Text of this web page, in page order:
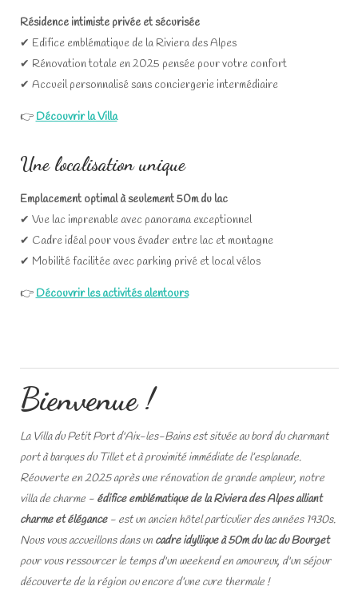
Résidence intimiste privée et sécurisée
✔ Edifice emblématique de la Riviera des Alpes
✔ Rénovation totale en 2025 pensée pour votre confort
✔ Accueil personnalisé sans conciergerie intermédiaire
👉 Découvrir la Villa
Une localisation unique
Emplacement optimal à seulement 50m du lac
✔ Vue lac imprenable avec panorama exceptionnel
✔ Cadre idéal pour vous évader entre lac et montagne
✔ Mobilité facilitée avec parking privé et local vélos
👉 Découvrir les activités alentours
Bienvenue !
La Villa du Petit Port d'Aix-les-Bains est située au bord du charmant
port à barques du Tillet et à proximité immédiate de l’esplanade.
Réouverte en 2025 après une rénovation de grande ampleur, notre
villa de charme - édifice emblématique de la Riviera des Alpes alliant
charme et élégance- est un ancien hôtel particulier des années 1930s.
Nous vous accueillons dans un cadre idyllique à 50m du lac du Bourget
pour vous ressourcer le temps d'un weekend en amoureux, d'un séjour
découverte de la région ou encore d’une cure thermale !